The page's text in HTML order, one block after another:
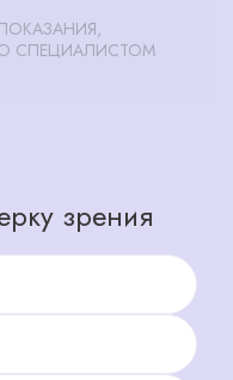
СПЕЦИАЛИСТОМ
зрения